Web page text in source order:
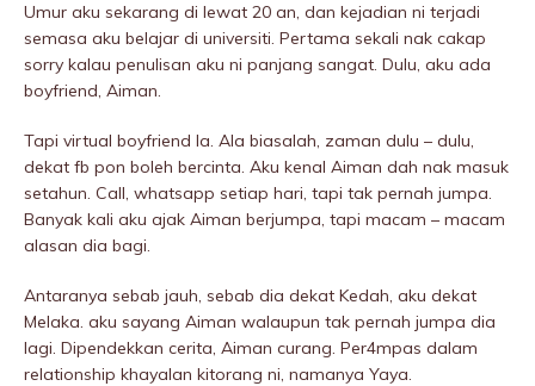
Umur aku sekarang di lewat 20 an, dan kejadian ni terjadi
semasa aku belajar di universiti. Pertama sekali nak cakap
sorry kalau penulisan aku ni panjang sangat. Dulu, aku ada
boyfriend, Aiman.
Tapi virtual boyfriend la. Ala biasalah, zaman dulu – dulu,
dekat fb pon boleh bercinta. Aku kenal Aiman dah nak masuk
setahun. Call, whatsapp setiap hari, tapi tak pernah jumpa.
Banyak kali aku ajak Aiman berjumpa, tapi macam – macam
alasan dia bagi.
Antaranya sebab jauh, sebab dia dekat Kedah, aku dekat
Melaka. aku sayang Aiman walaupun tak pernah jumpa dia
lagi. Dipendekkan cerita, Aiman curang. Per4mpas dalam
relationship khayalan kitorang ni, namanya Yaya.